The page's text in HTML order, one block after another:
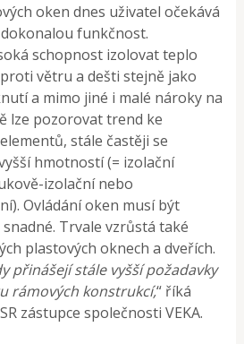
oken dnes uživatel očekává
funkčnost.
schopnost izolovat teplo
větru a dešti stejně jako
a mimo jiné i malé nároky na
lze pozorovat trend ke
stále častěji se
hmotností (= izolační
izolační nebo
Ovládání oken musí být
Trvale vzrůstá také
plastových oknech a dveřích.
přinášejí stále vyšší požadavky
rámových konstrukcí,“ říká
zástupce společnosti VEKA.